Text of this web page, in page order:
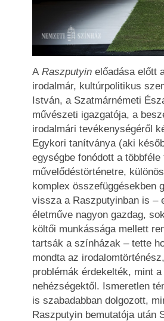
A Raszputyin előadása előtt
irodalmár, kultúrpolitikus
István, a Szatmárnémeti
művészeti igazgatója, a
irodalmári tevékenységéről
Egykori tanítványa (aki
egységbe fonódott a
művelődéstörténetre,
komplex összefüggésekben
vissza a Raszputyinban is –
életműve nagyon gazdag,
költői munkássága mellett
tartsák a színházak – tette
mondta az
problémák érdekelték, mint
nehézségektől. Ismeretlen
is szabadabban dolgozott,
Raszputyin bemutatója után